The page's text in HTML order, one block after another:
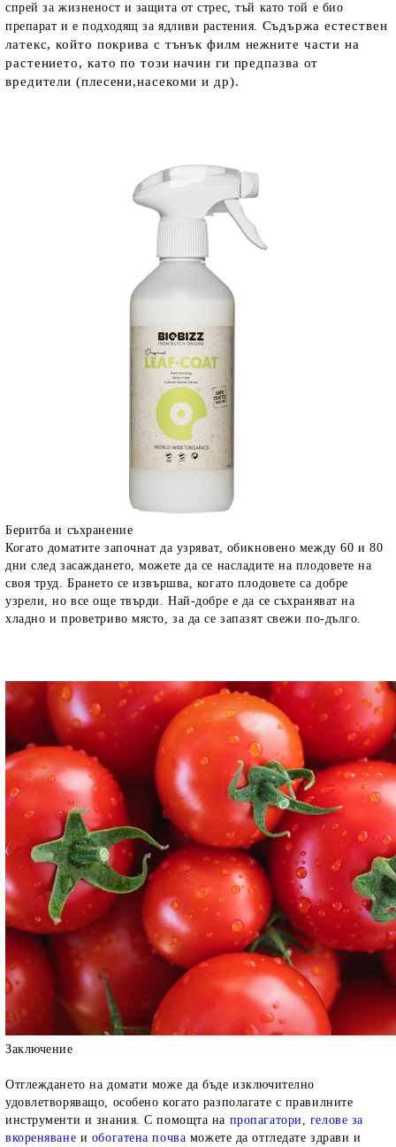
спрей за жизненост и защита от стрес, тъй като той е био
препарат и е подходящ за ядливи растения. Съдържа естествен
латекс, който покрива с тънък филм нежните части на
растението, като по този начин ги предпазва от
вредители(плесени,насекоми и др).
Беритба и съхранение
Когато доматите започнат да узряват, обикновено между 60 и 80
дни след засаждането, можете да се насладите на плодовете на
своя труд. Брането се извършва, когато плодовете са добре
узрели, но все още твърди. Най-добре е да се съхраняват на
хладно и проветриво място, за да се запазят свежи по-дълго.
Заключение
Отглеждането на домати може да бъде изключително
удовлетворяващо, особено когато разполагате с правилните
инструменти и знания. С помощта на пропагатори , гелове за
вкореняване и обогатена почва можете да отгледате здрави и